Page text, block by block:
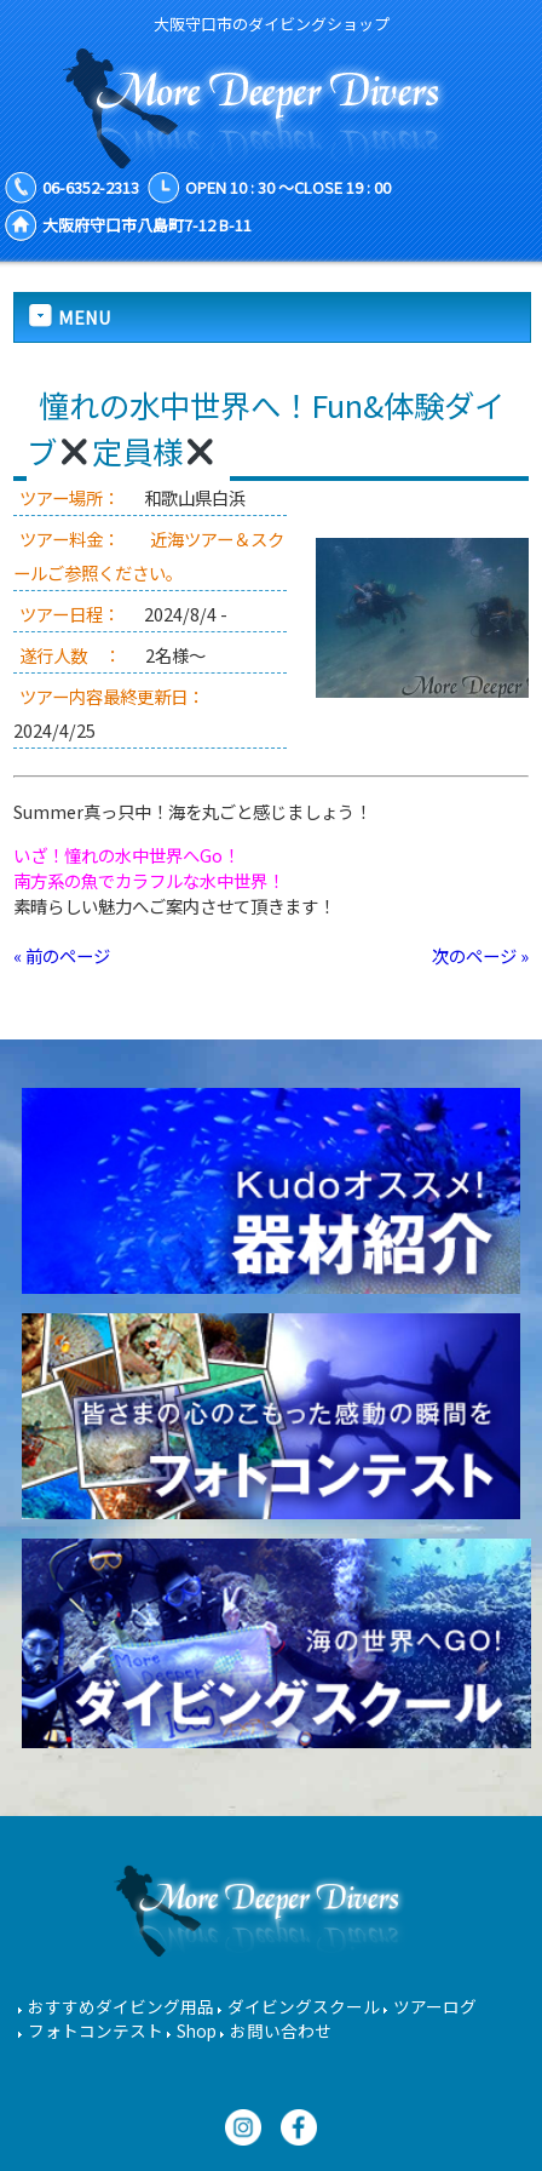
大阪守口市のダイビングショップ
06-6352-2313
OPEN 10 : 30 ～CLOSE 19 : 00
大阪府守口市八島町7-12 B-11
MENU
憧れの水中世界へ！Fun&体験ダイ
ブ
定員様
ツアー場所：
和歌山県白浜
ツアー料金：
近海ツアー＆スク
ールご参照ください。
ツアー日程：
2024/8/4 -
遂行人数 ：
2名様～
ツアー内容最終更新日：
2024/4/25
Summer真っ只中！海を丸ごと感じましょう！
いざ！憧れの水中世界へGo！
南方系の魚でカラフルな水中世界！
素晴らしい魅力へご案内させて頂きます！
« 前のページ
次のページ »
おすすめダイビング用品 ダイビングスクール ツアーログ
フォトコンテスト
Shop お問い合わせ